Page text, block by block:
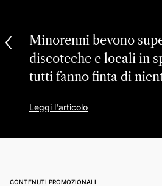
Minorenni bevono
discoteche e locali in
tutti fanno finta di
Leggi l'articolo
CONTENUTI PROMOZIONALI